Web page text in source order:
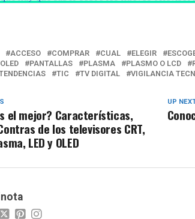
ACCESO COMPRAR CUAL ELEGIR
OLED PANTALLAS PLASMA PLASMO O LCD
TIC TV DIGITAL VIGILANCIA
UP
el mejor? Características,
de los televisores CRT,
LED y OLED